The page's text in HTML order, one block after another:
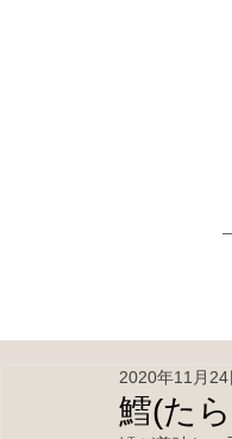
鱈(た
2020年11月24